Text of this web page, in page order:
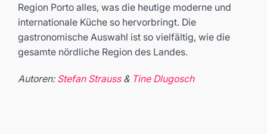
Region Porto alles, was die heutige moderne und
internationale Küche so hervorbringt. Die
gastronomische Auswahl ist so vielfältig, wie die
gesamte nördliche Region des Landes.
Autoren: Stefan Strauss& Tine Dlugosch